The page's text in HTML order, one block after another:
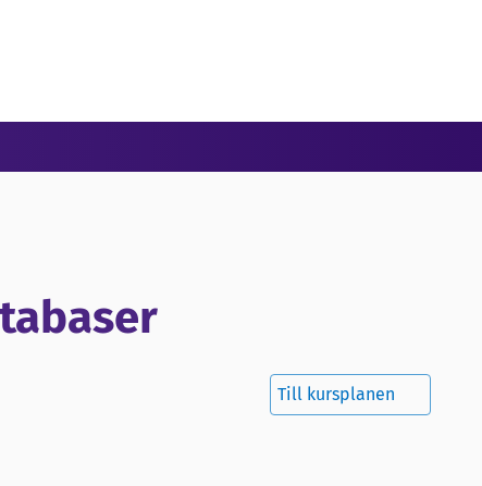
Till kursplanen